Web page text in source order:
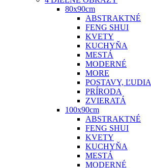
80x90cm
ABSTRAKTNÉ
FENG SHUI
KVETY
KUCHYŇA
MESTÁ
MODERNÉ
MORE
POSTAVY, ĽUDIA
PRÍRODA
ZVIERATÁ
100x90cm
ABSTRAKTNÉ
FENG SHUI
KVETY
KUCHYŇA
MESTÁ
MODERNÉ